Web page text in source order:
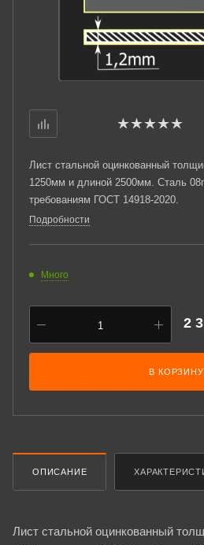
Лист стальной оцинкованный
1250мм и длиной 2500мм. Сталь
требованиям ГОСТ 14918-2020.
Подробности
Много
2
В КОРЗИНУ
ОПИСАНИЕ
Лист стальной оцинкованный